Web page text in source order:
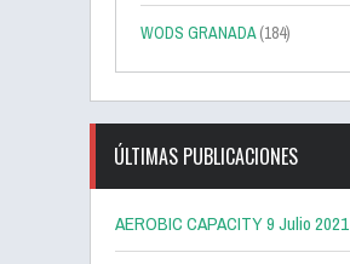
WODS GRANADA(184)
ÚLTIMAS PUBLICACIONES
AEROBIC CAPACITY 9 Julio 2021